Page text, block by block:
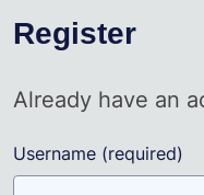
Register
Already have an
Username (required)